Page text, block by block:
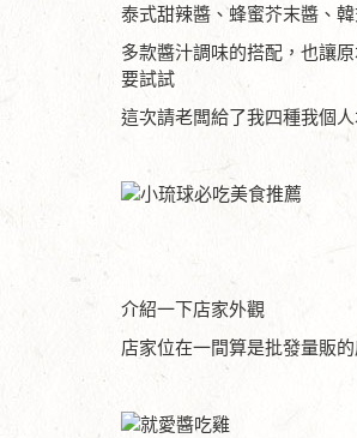
泰式甜辣醬、蜂蜜芥末醬、
多款醬汁調味的搭配，也讓
要試試
這次請老闆給了我四種我個
介紹一下店家外觀
店家位在一間算是批發量販